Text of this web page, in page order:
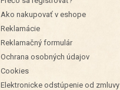
Ako nakupovať v eshope
Reklamácie
Reklamačný formulár
Ochrana osobných údajov
Cookies
Elektronicke odstúpenie od zmluvy